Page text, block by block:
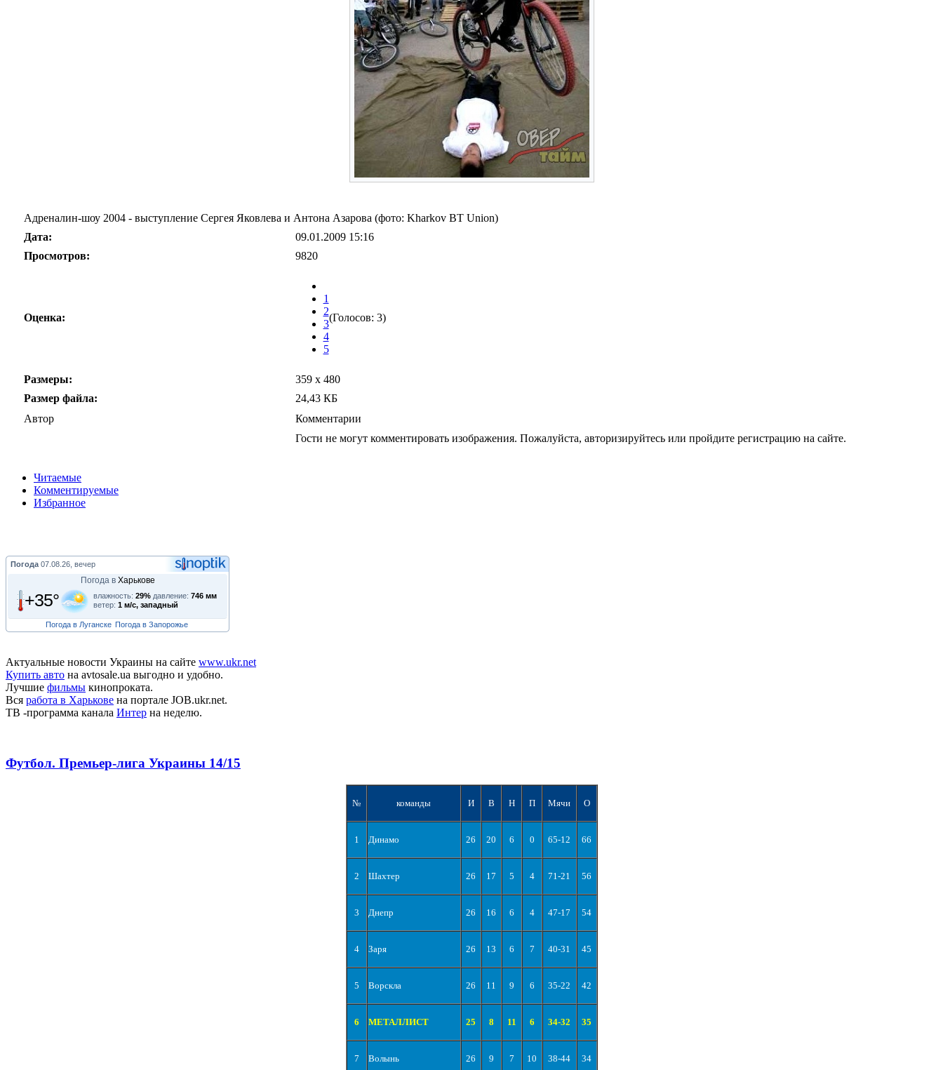
Адреналин-шоу 2004 - выступление Сергея Яковлева и Антона Азарова (фото: Kharkov BT Union)
Дата:
09.01.2009 15:16
Просмотров:
9820
Оценка:
1
2
3
4
5
(Голосов: 3)
Размеры:
359 x 480
Размер файла:
24,43 КБ
Автор
Комментарии
Гости не могут комментировать изображения. Пожалуйста, авторизируйтесь или пройдите регистрацию на сайте.
Читаемые
Комментируемые
Избранное
Погода 07.08.26, вечер
Погода в Харькове
+35° влажность: 29% давление: 746 мм
ветер: 1 м/с, западный
Погода в Луганске Погода в Запорожье
Актуальные новости Украины на сайте www.ukr.net
Купить авто на avtosale.ua выгодно и удобно.
Лучшие фильмы кинопроката.
Вся работа в Харькове на портале JOB.ukr.net.
ТВ -программа канала Интер на неделю.
Футбол. Премьер-лига Украины 14/15
№ команды И В Н П Мячи О
1 Динамо 26 20 6 0 65-12 66
2 Шахтер 26 17 5 4 71-21 56
3 Днепр 26 16 6 4 47-17 54
4 Заря 26 13 6 7 40-31 45
5 Ворскла 26 11 9 6 35-22 42
6 МЕТАЛЛИСТ 25 8 11 6 34-32 35
7 Волынь 26 9 7 10 38-44 34